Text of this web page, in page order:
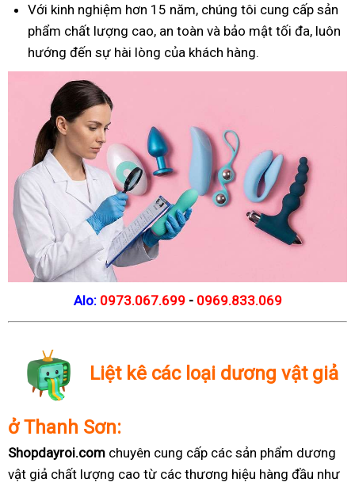
Với kinh nghiệm hơn 15 năm, chúng tôi cung cấp sản
phẩm chất lượng cao, an toàn và bảo mật tối đa, luôn
hướng đến sự hài lòng của khách hàng.
Alo: 0973.067.699 - 0969.833.069
Liệt kê các loại dương vật giả
ở Thanh Sơn:
Shopdayroi.com chuyên cung cấp các sản phẩm dương
vật giả chất lượng cao từ các thương hiệu hàng đầu như